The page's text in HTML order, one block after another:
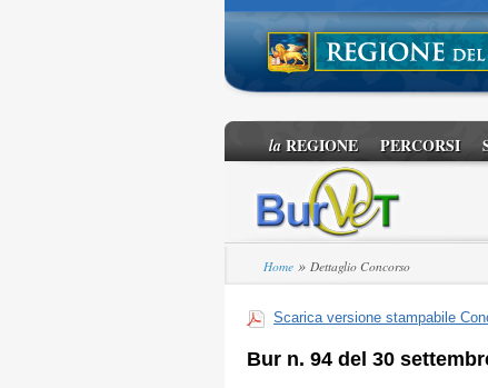
laREGIONE PERCORSI
Home » Dettaglio Concorso
Scarica versione stampabile
Bur n. 94 del 30